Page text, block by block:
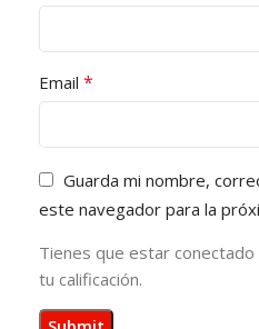
Email *
Guarda mi nombre,
este navegador para la
Tienes que estar
tu calificación.